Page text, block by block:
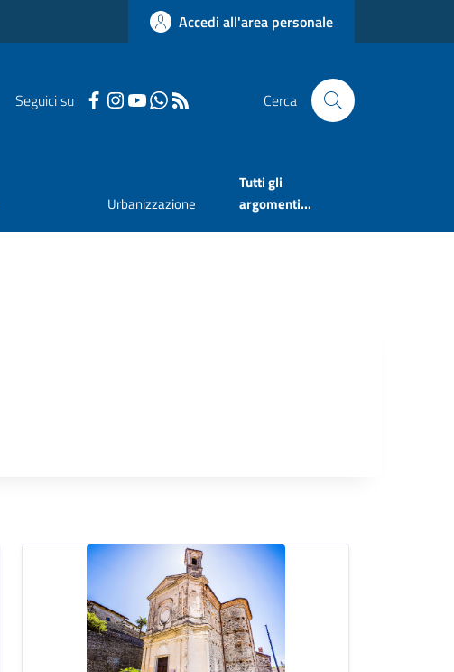
Accedi all'area personale
Seguici su Cerca
Urbanizzazione
Tutti gli
argomenti...